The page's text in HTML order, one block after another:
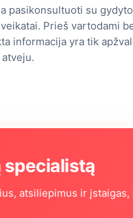
pasikonsultuoti su
Prieš vartodami
informacija yra tik
specialistą
atsiliepimus ir įstaigas,